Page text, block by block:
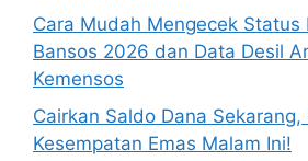
Cara Mudah Mengecek Status
Bansos 2026 dan Data Desil
Kemensos
Cairkan Saldo Dana Sekarang,
Kesempatan Emas Malam Ini!